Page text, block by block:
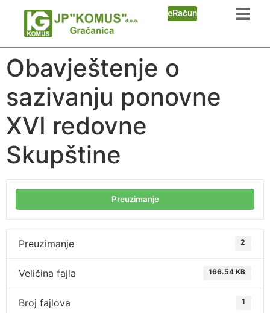
eRačun
Obavještenje o
sazivanju ponovne
XVI redovne
Skupštine
Preuzimanje
Preuzimanje 2
Veličina fajla 166.54 KB
Broj fajlova 1